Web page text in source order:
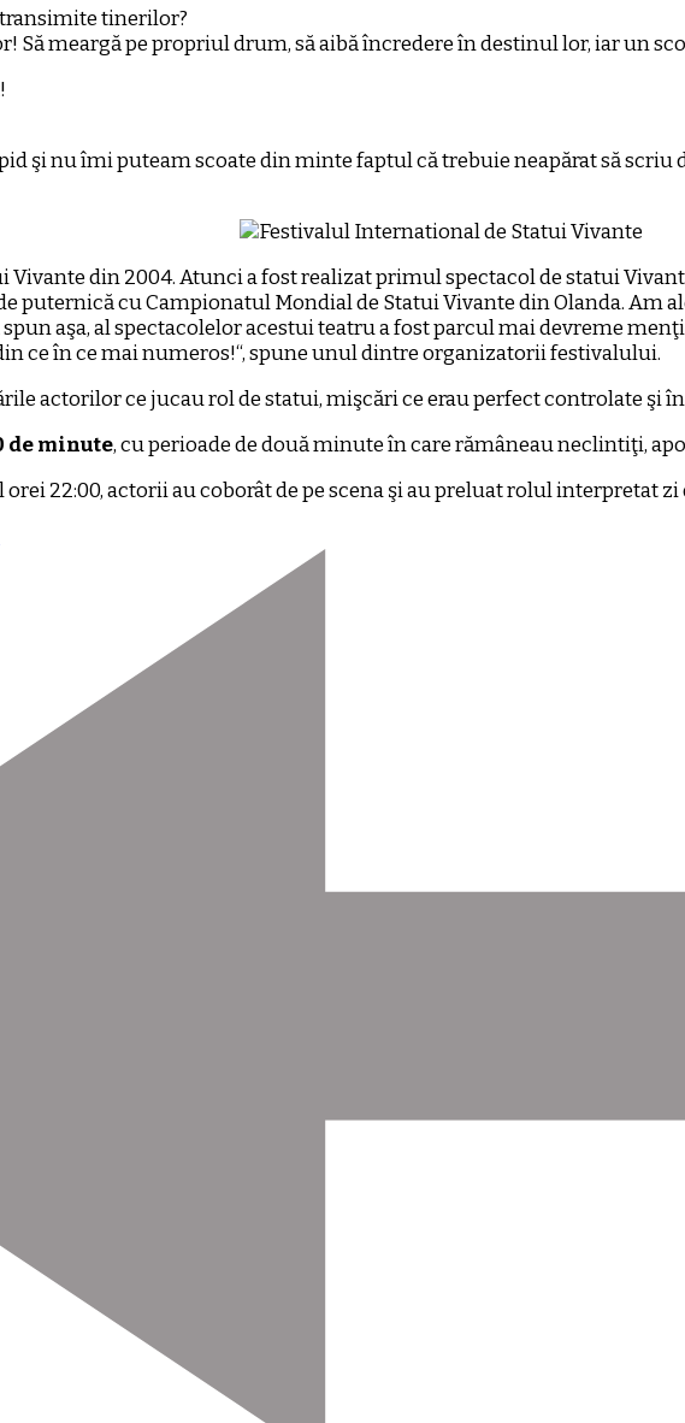
tinerilor?
Să meargă pe propriul drum, să aibă încredere în destinul lor, iar un
şi nu îmi puteam scoate din minte faptul că trebuie neapărat să scriu
Vivante din 2004. Atunci a fost realizat primul spectacol de statui
puternică cu Campionatul Mondial de Statui Vivante din Olanda. Am
aşa, al spectacolelor acestui teatru a fost parcul mai devreme
ce în ce mai numeros!“, spune unul dintre organizatorii festivalului.
actorilor ce jucau rol de statui, mişcări ce erau perfect controlate şi în
de minute, cu perioade de două minute în care rămâneau neclintiţi,
22:00, actorii au coborât de pe scena şi au preluat rolul interpretat zi